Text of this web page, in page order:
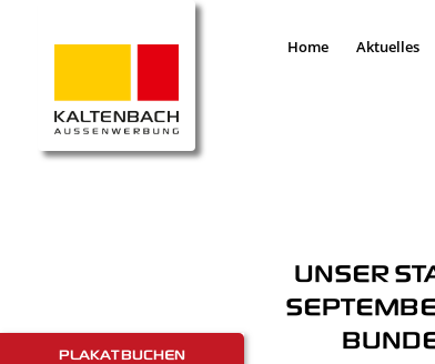
Home Aktuelles
UNSER
PLAKAT BUCHEN